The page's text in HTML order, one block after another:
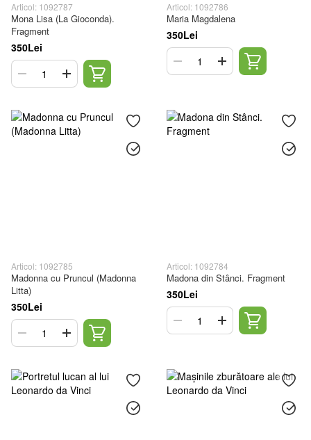
Articol: 1092787
Mona Lisa (La Gioconda).
Fragment
350Lei
Articol: 1092786
Maria Magdalena
350Lei
Articol: 1092785
Madonna cu Pruncul (Madonna
Litta)
350Lei
Articol: 1092784
Madona din Stânci. Fragment
350Lei